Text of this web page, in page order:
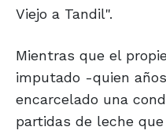
Viejo a Tandil".
Mientras que el
imputado -quien
encarcelado una
partidas de leche